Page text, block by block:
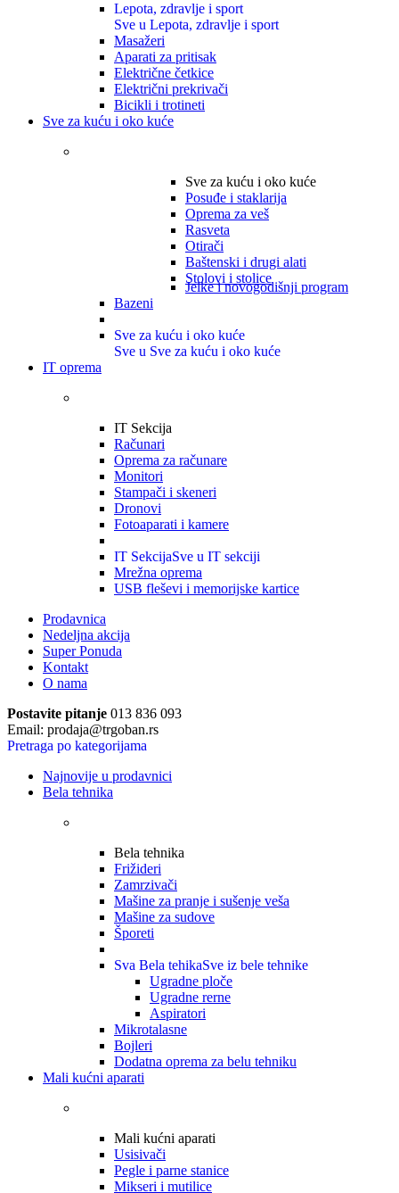
Lepota, zdravlje i sport
Sve u Lepota, zdravlje i sport
Masažeri
Aparati za pritisak
Električne četkice
Električni prekrivači
Bicikli i trotineti
Sve za kuću i oko kuće
Sve za kuću i oko kuće
Posuđe i staklarija
Oprema za veš
Rasveta
Otirači
Baštenski i drugi alati
Stolovi i stolice
Jelke i novogodišnji program
Bazeni
Sve za kuću i oko kuće
Sve u Sve za kuću i oko kuće
IT oprema
IT Sekcija
Računari
Oprema za računare
Monitori
Stampači i skeneri
Dronovi
Fotoaparati i kamere
IT SekcijaSve u IT sekciji
Mrežna oprema
USB fleševi i memorijske kartice
Prodavnica
Nedeljna akcija
Super Ponuda
Kontakt
O nama
Postavite pitanje 013 836 093
Email: prodaja@trgoban.rs
Pretraga po kategorijama
Najnovije u prodavnici
Bela tehnika
Bela tehnika
Frižideri
Zamrzivači
Mašine za pranje i sušenje veša
Mašine za sudove
Šporeti
Sva Bela tehikaSve iz bele tehnike
Ugradne ploče
Ugradne rerne
Aspiratori
Mikrotalasne
Bojleri
Dodatna oprema za belu tehniku
Mali kućni aparati
Mali kućni aparati
Usisivači
Pegle i parne stanice
Mikseri i mutilice